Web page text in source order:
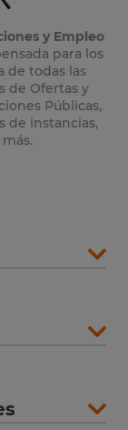
y Empleo
para los
de todas las
de Ofertas y
Públicas,
de instancias,